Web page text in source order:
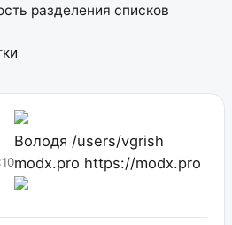
разделения списков
Володя /users/vgrish
modx.pro https://modx.pro